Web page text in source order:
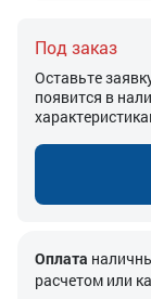
Под заказ
Оставьте
появится в
Оплата
расчетом или